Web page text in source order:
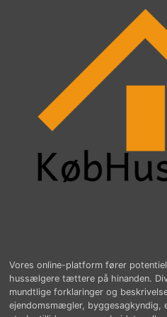
Vores online-platform fører
hussælgere tættere på hinanden.
mundtlige forklaringer og
ejendomsmægler, byggesagkyndig,